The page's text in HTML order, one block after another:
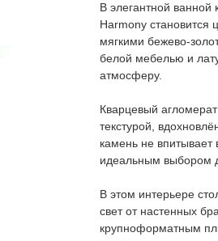
В элегантной ванной
Harmony
мягкими бежево-
белой мебелью и
атмосферу.
Кварцевый
текстурой,
камень не впитывает
идеальным выбором
В этом интерьере
свет от настенных
крупноформатным